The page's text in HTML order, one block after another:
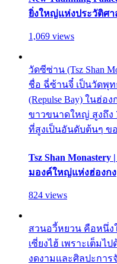
ยิ่งใหญ่แห่งประวัติศ
1,069 views
วัดซีซ่าน (Tsz Shan
ชื่อ ฉี่ซ้านจี๋ เป็นวัดพุ
(Repulse Bay) ในฮ่
ขาวขนาดใหญ่ สูงถึง
ที่สูงเป็นอันดับต้นๆ ข
Tsz Shan
มองค์ใหญ่แห่งฮ่องกง
824 views
สวนอวี้หยวน คือหนึ่
เซี่ยงไฮ้ เพราะเต็ม
งดงามและศิลปะกา